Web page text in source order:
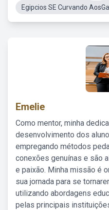
Egipcios SE Curvando
Emelie
Como mentor, minha
desenvolvimento dos
empregando métodos
conexões genuínas e são
e paixão. Minha missão é
sua jornada para se
utilizando abordagens
pelas principais